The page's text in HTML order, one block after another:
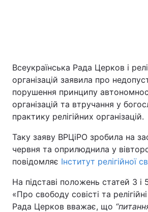
Дніпро Харків
Одеса
Спорт Наука
Зброя
Всеукраїнська Рада Церков і
організацій заявила про
порушення принципу
організацій та втручання у
практику релігійних організацій.
Таку заяву ВРЦіРО зробила на
червня та оприлюднила у
повідомляє Інститут релігійної
На підставі положень статей 3 і
«Про свободу совісті та релігійні
Рада Церков вважає, що “